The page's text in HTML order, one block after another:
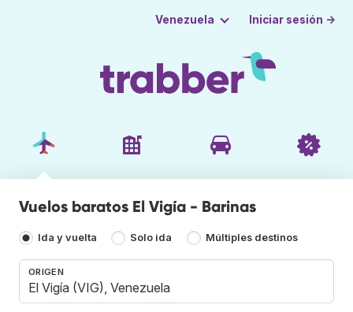
Venezuela Iniciar sesión →
Vuelos baratos El Vigía - Barinas
Ida y vuelta Solo ida Múltiples destinos
ORIGEN